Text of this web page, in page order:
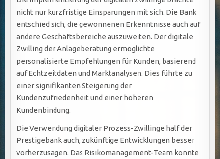
nicht nur kurzfristige Einsparungen mit sich. Die Bank
entschied sich, die gewonnenen Erkenntnisse auch auf
andere Geschäftsbereiche auszuweiten. Der digitale
Zwilling der Anlageberatung ermöglichte
personalisierte Empfehlungen für Kunden, basierend
auf Echtzeitdaten und Marktanalysen. Dies führte zu
einer signifikanten Steigerung der
Kundenzufriedenheit und einer höheren
Kundenbindung.
Die Verwendung digitaler Prozess-Zwillinge half der
Prestigebank auch, zukünftige Entwicklungen besser
vorherzusagen. Das Risikomanagement-Team konnte